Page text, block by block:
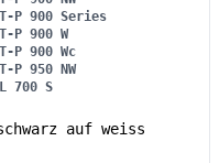
P 900 Series
P 900 W
P 900 Wc
P 950 NW
700 S
auf weiss